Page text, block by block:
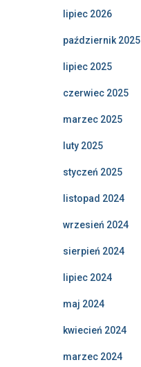
lipiec 2026
październik 2025
lipiec 2025
czerwiec 2025
marzec 2025
luty 2025
styczeń 2025
listopad 2024
wrzesień 2024
sierpień 2024
lipiec 2024
maj 2024
kwiecień 2024
marzec 2024